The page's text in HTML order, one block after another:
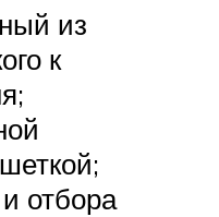
из
к
отбора